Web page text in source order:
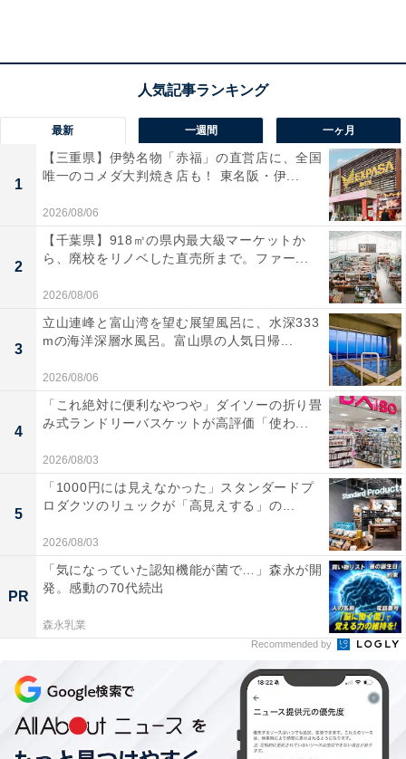
「みたままつり」は7月13日〜16日！ 数万の献灯
みたままつり（写真はイメージです）
千代田区の靖國神社で開催される「みたままつり」は、
最新 一週間 一ヶ月
1
【三重県】伊勢名物「赤福」の直営店に、全国
唯一のコメダ大判焼き店も！ 東名阪・伊...
2026/08/06
2
【千葉県】918㎡の県内最大級マーケットか
ら、廃校をリノベした直売所まで。ファー...
2026/08/06
3
立山連峰と富山湾を望む展望風呂に、水深333
mの海洋深層水風呂。富山県の人気日帰...
2026/08/06
4
「これ絶対に便利なやつや」ダイソーの折り畳
み式ランドリーバスケットが高評価「使わ...
2026/08/03
5
「1000円には見えなかった」スタンダードプ
ロダクツのリュックが「高見えする」の...
2026/08/03
PR
「気になっていた認知機能が菌で…」森永が開
発。感動の70代続出
森永乳業
Recommended by